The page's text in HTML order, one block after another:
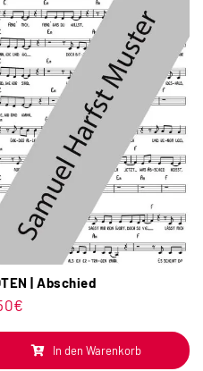
| Abschied
€
In den Warenkorb